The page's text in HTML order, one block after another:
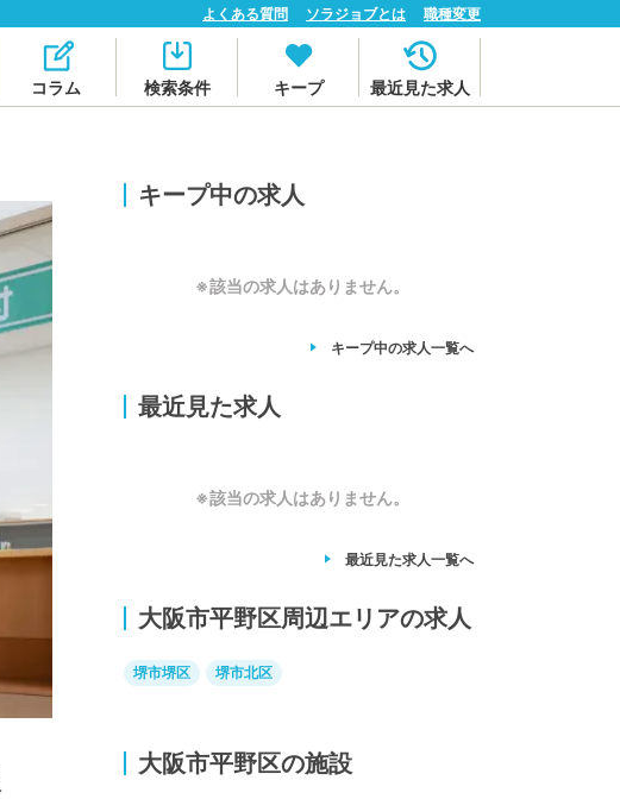
よくある質問 ソラジョブとは 職種変更
コラム 検索条件 キープ 最近見た求人
キープ中の求人
※該当の求人はありません。
キープ中の求人一覧へ
最近見た求人
※該当の求人はありません。
最近見た求人一覧へ
大阪市平野区周辺エリアの求人
堺市堺区 堺市北区
大阪市平野区の施設